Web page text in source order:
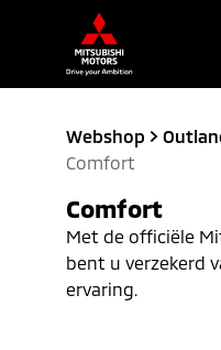
Webshop
Comfort
Comfort
Met de officiële
bent u verzekerd
ervaring.